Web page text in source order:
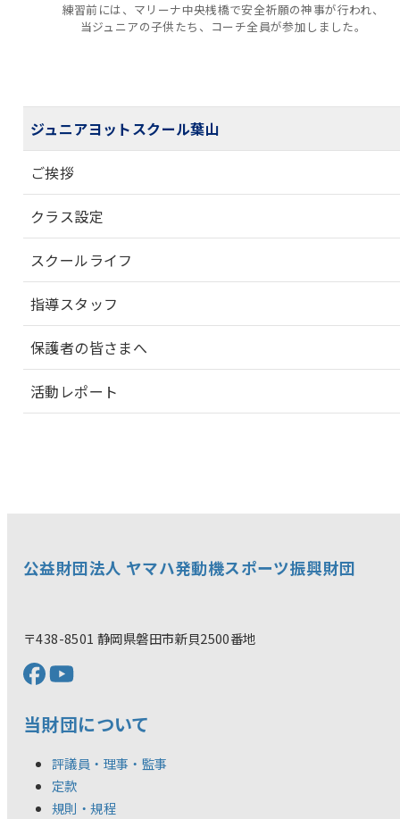
練習前には、マリーナ中央桟橋で安全祈願の神事が行われ、
当ジュニアの子供たち、コーチ全員が参加しました。
ジュニアヨットスクール葉山
ご挨拶
クラス設定
スクールライフ
指導スタッフ
保護者の皆さまへ
活動レポート
公益財団法人 ヤマハ発動機スポーツ振興財団
〒438-8501 静岡県磐田市新貝2500番地
当財団について
評議員・理事・監事
定款
規則・規程